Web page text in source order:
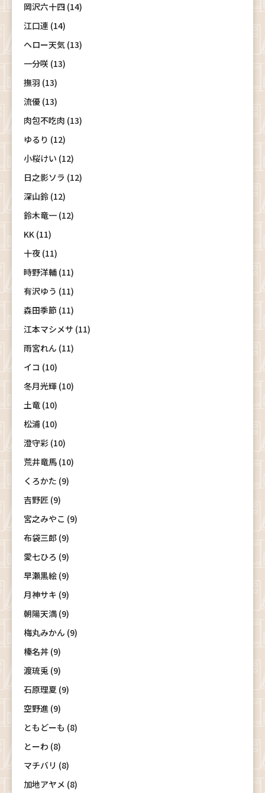
岡沢六十四 (14)
江口連 (14)
ヘロー天気 (13)
一分咲 (13)
撫羽 (13)
流優 (13)
肉包不吃肉 (13)
ゆるり (12)
小桜けい (12)
日之影ソラ (12)
深山鈴 (12)
鈴木竜一 (12)
KK (11)
十夜 (11)
時野洋輔 (11)
有沢ゆう (11)
森田季節 (11)
江本マシメサ (11)
雨宮れん (11)
イコ (10)
冬月光輝 (10)
土竜 (10)
松浦 (10)
澄守彩 (10)
荒井竜馬 (10)
くろかた (9)
吉野匠 (9)
宮之みやこ (9)
布袋三郎 (9)
愛七ひろ (9)
早瀬黒絵 (9)
月神サキ (9)
朝陽天満 (9)
梅丸みかん (9)
榛名丼 (9)
渡琉兎 (9)
石原理夏 (9)
空野進 (9)
ともどーも (8)
とーわ (8)
マチバリ (8)
加地アヤメ (8)